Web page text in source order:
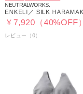
NEUTRALWORKS.
￥7,920（40%OFF）